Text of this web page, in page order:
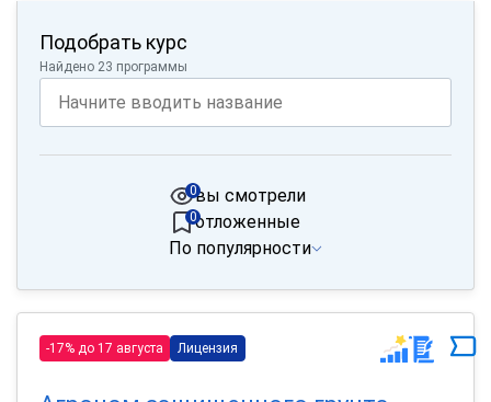
Подобрать курс
Найдено 23 программы
вы смотрели
0
отложенные
0
По популярности
-17% до 17 августа Лицензия